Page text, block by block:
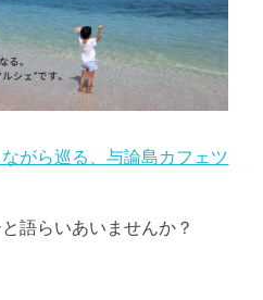
がら巡る、与論島カフェツ
語らいあいませんか？